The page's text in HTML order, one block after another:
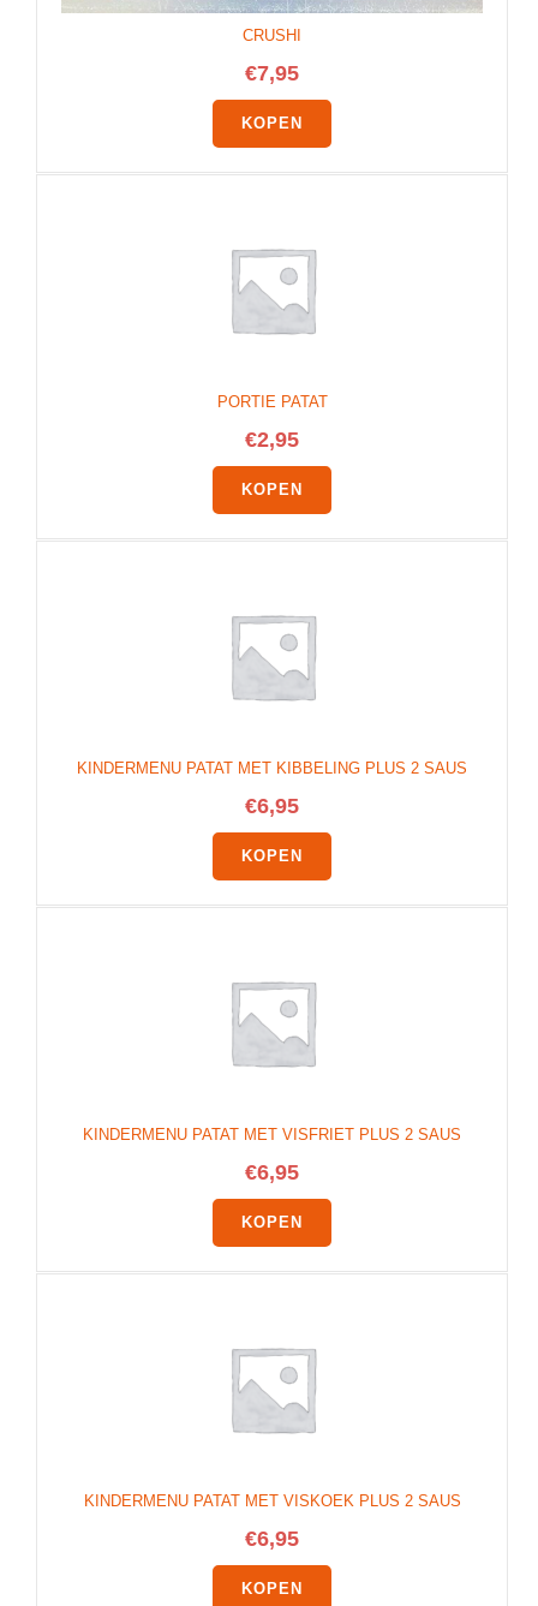
CRUSHI
€7,95
KOPEN
PORTIE PATAT
€2,95
KOPEN
KINDERMENU PATAT MET KIBBELING PLUS 2 SAUS
€6,95
KOPEN
KINDERMENU PATAT MET VISFRIET PLUS 2 SAUS
€6,95
KOPEN
KINDERMENU PATAT MET VISKOEK PLUS 2 SAUS
€6,95
KOPEN